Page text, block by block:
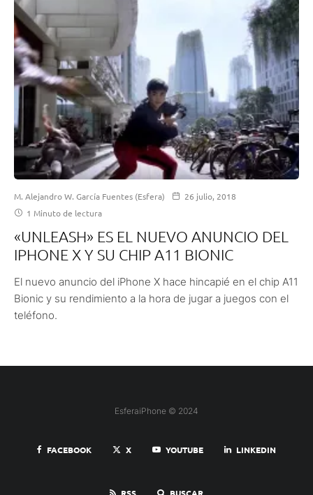
M. Alejandro W. García Fuentes (Esfera)
26 julio, 2018
1 Minuto de lectura
«UNLEASH» ES EL NUEVO ANUNCIO DEL
IPHONE X Y SU CHIP A11 BIONIC
El nuevo anuncio del iPhone X hace hincapié en el chip A11
Bionic y su rendimiento a la hora de jugar a juegos con el
teléfono.
EsferaiPhone © 2024
FACEBOOK X YOUTUBE LINKEDIN
RSS BUSCAR